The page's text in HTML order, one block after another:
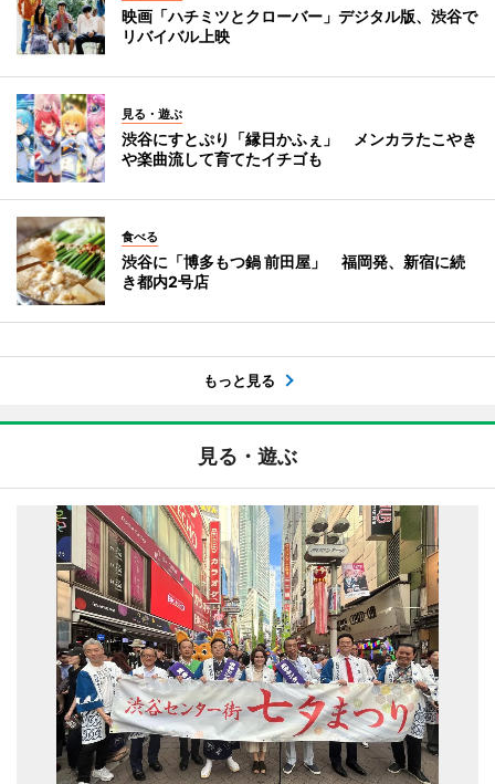
映画「ハチミツとクローバー」デジタル版、渋谷で
リバイバル上映
見る・遊ぶ
渋谷にすとぷり「縁日かふぇ」 メンカラたこやき
や楽曲流して育てたイチゴも
食べる
渋谷に「博多もつ鍋 前田屋」 福岡発、新宿に続
き都内2号店
もっと見る
見る・遊ぶ